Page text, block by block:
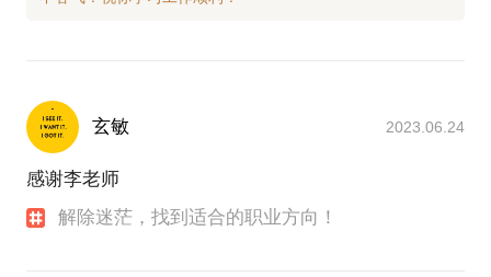
玄敏 2023.06.24
感谢李老师
解除迷茫，找到适合的职业方向！